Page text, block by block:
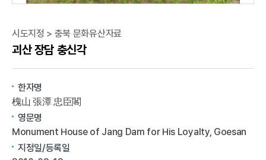
시도지정 > 충북 문화유산자료
괴산 장담 충신각
한자명
槐山 張潭 忠臣閣
영문명
Monument House of Jang Dam for His Loyalty, Goesan
지정일/등록일